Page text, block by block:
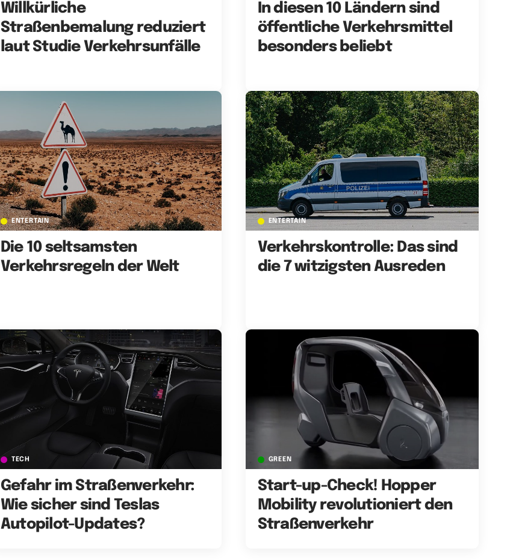
Willkürliche
Straßenbemalung reduziert
laut Studie Verkehrsunfälle
In diesen 10 Ländern sind
öffentliche Verkehrsmittel
besonders beliebt
ENTERTAIN
Die 10 seltsamsten
Verkehrsregeln der Welt
ENTERTAIN
Verkehrskontrolle: Das sind
die 7 witzigsten Ausreden
TECH
Gefahr im Straßenverkehr:
Wie sicher sind Teslas
Autopilot-Updates?
GREEN
Start-up-Check! Hopper
Mobility revolutioniert den
Straßenverkehr